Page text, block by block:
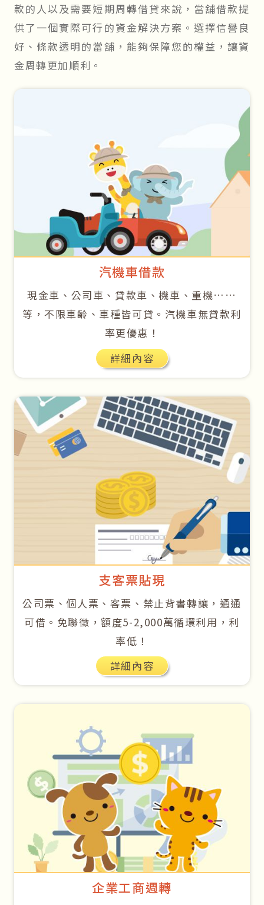
款的人以及需要短期周轉借貸來說，當舖借款提
供了一個實際可行的資金解決方案。選擇信譽良
好、條款透明的當舖，能夠保障您的權益，讓資
金周轉更加順利。
汽機車借款
現金車、公司車、貸款車、機車、重機……
等，不限車齡、車種皆可貸。汽機車無貸款利
率更優惠！
詳細內容
支客票貼現
公司票、個人票、客票、禁止背書轉讓，通通
可借。免聯徵，額度5-2,000萬循環利用，利
率低！
詳細內容
企業工商週轉